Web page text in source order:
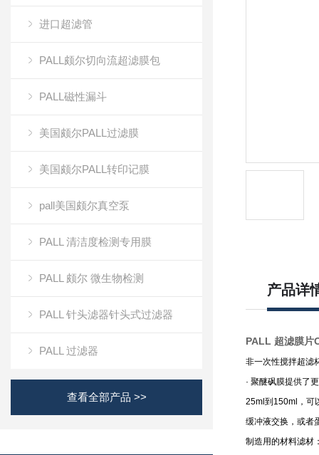
进口超滤管
PALL颇尔切向流超滤膜包
PALL磁性漏斗
美国颇尔PALL过滤膜
美国颇尔PALL转印记膜
pall美国颇尔真空泵
PALL 清洁度检测专用膜
PALL 颇尔 微生物检测
PALL 针头滤器针头式过滤器
PALL 过滤器
查看全部产品 >>
产品详
PALL 超滤膜片
非一次性搅拌超滤
· 聚醚砜膜提供了
25ml到150ml，可
缓冲液交换，或者
制造用的材料滤材